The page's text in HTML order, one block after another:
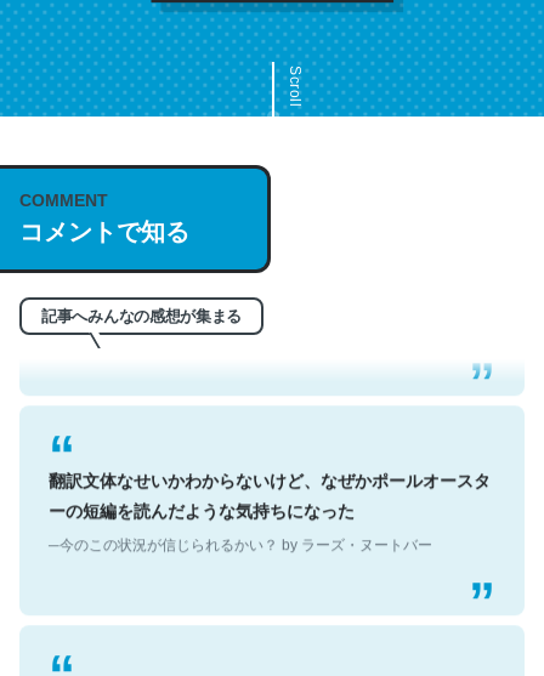
Scroll
COMMENT
コメントで知る
記事へみんなの感想が集まる
これは名文。彼はとてもクレバーなんだろうなと凄く思
う。英語少しでも読める人は原文もお勧め。自分はこの流
─今のこの状況が信じられるかい？ by ラーズ・ヌートバー
翻訳文体なせいかわからないけど、なぜかポールオースタ
ーの短編を読んだような気持ちになった
─今のこの状況が信じられるかい？ by ラーズ・ヌートバー